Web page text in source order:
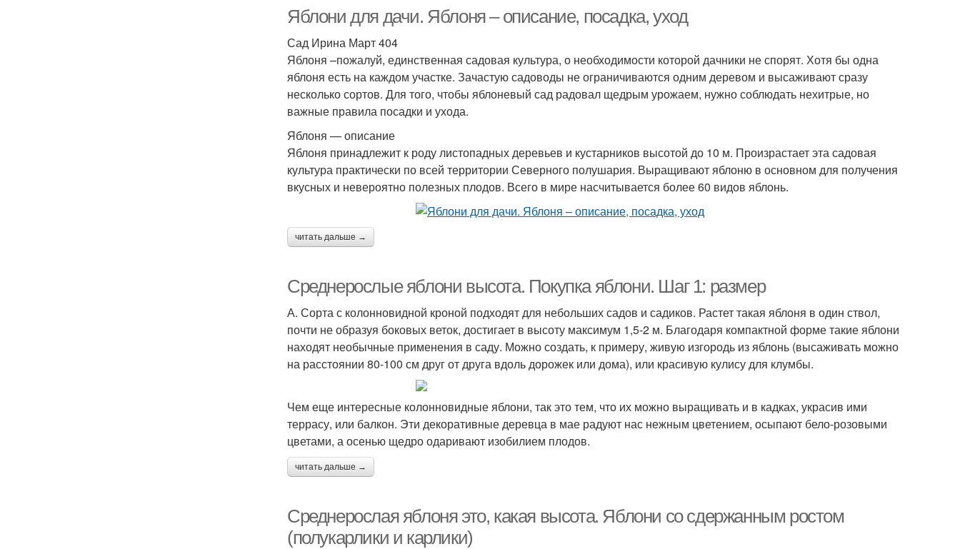
Яблони для дачи. Яблоня – описание, посадка, уход
Сад Ирина Март 404
Яблоня –пожалуй, единственная садовая культура, о необходимости которой дачники не спорят. Хотя бы одна
яблоня есть на каждом участке. Зачастую садоводы не ограничиваются одним деревом и высаживают сразу
несколько сортов. Для того, чтобы яблоневый сад радовал щедрым урожаем, нужно соблюдать нехитрые, но
важные правила посадки и ухода.
Яблоня — описание
Яблоня принадлежит к роду листопадных деревьев и кустарников высотой до 10 м. Произрастает эта садовая
культура практически по всей территории Северного полушария. Выращивают яблоню в основном для получения
вкусных и невероятно полезных плодов. Всего в мире насчитывается более 60 видов яблонь.
читать дальше →
Среднерослые яблони высота. Покупка яблони. Шаг 1: размер
А. Сорта с колонновидной кроной подходят для небольших садов и садиков. Растет такая яблоня в один ствол,
почти не образуя боковых веток, достигает в высоту максимум 1,5-2 м. Благодаря компактной форме такие яблони
находят необычные применения в саду. Можно создать, к примеру, живую изгородь из яблонь (высаживать можно
на расстоянии 80-100 см друг от друга вдоль дорожек или дома), или красивую кулису для клумбы.
Чем еще интересные колонновидные яблони, так это тем, что их можно выращивать и в кадках, украсив ими
террасу, или балкон. Эти декоративные деревца в мае радуют нас нежным цветением, осыпают бело-розовыми
цветами, а осенью щедро одаривают изобилием плодов.
читать дальше →
Среднерослая яблоня это, какая высота. Яблони со сдержанным ростом
(полукарлики и карлики)